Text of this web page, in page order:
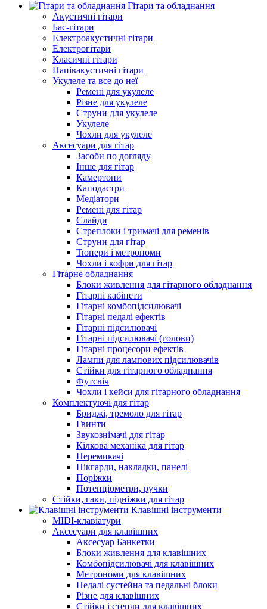
Гітари та обладнання
Акустичні гітари
Бас-гітари
Електроакустичні гітари
Електрогітари
Класичні гітари
Напівакустичні гітари
Укулеле та все до неї
Ремені для укулеле
Різне для укулеле
Струни для укулеле
Укулеле
Чохли для укулеле
Аксесуари для гітар
Засоби по догляду
Інше для гітар
Камертони
Каподастри
Медіатори
Ремені для гітар
Слайди
Стреплоки і тримачі для ременів
Струни для гітар
Тюнери і метрономи
Чохли і кофри для гітар
Гітарне обладнання
Блоки живлення для гітарного обладнання
Гітарні кабінети
Гітарні комбопідсилювачі
Гітарні педалі ефектів
Гітарні підсилювачі
Гітарні підсилювачі (голови)
Гітарні процесори ефектів
Лампи для лампових підсилювачів
Стійки для гітарного обладнання
Футсвіч
Чохли і кейси для гітарного обладнання
Комплектуючі для гітар
Бриджі, тремоло для гітар
Гвинти
Звукознімачі для гітар
Кілкова механіка для гітар
Перемикачі
Пікгарди, накладки, панелі
Поріжки
Потенціометри, ручки
Стійки, гаки, підніжки для гітар
Клавішні інструменти
MIDI-клавіатури
Аксесуари для клавішних
Аксесуар Банкетки
Блоки живлення для клавішних
Комбопідсилювачі для клавішних
Метрономи для клавішних
Педалі сустейна та педальні блоки
Різне для клавішних
Стійки і стенди для клавішних